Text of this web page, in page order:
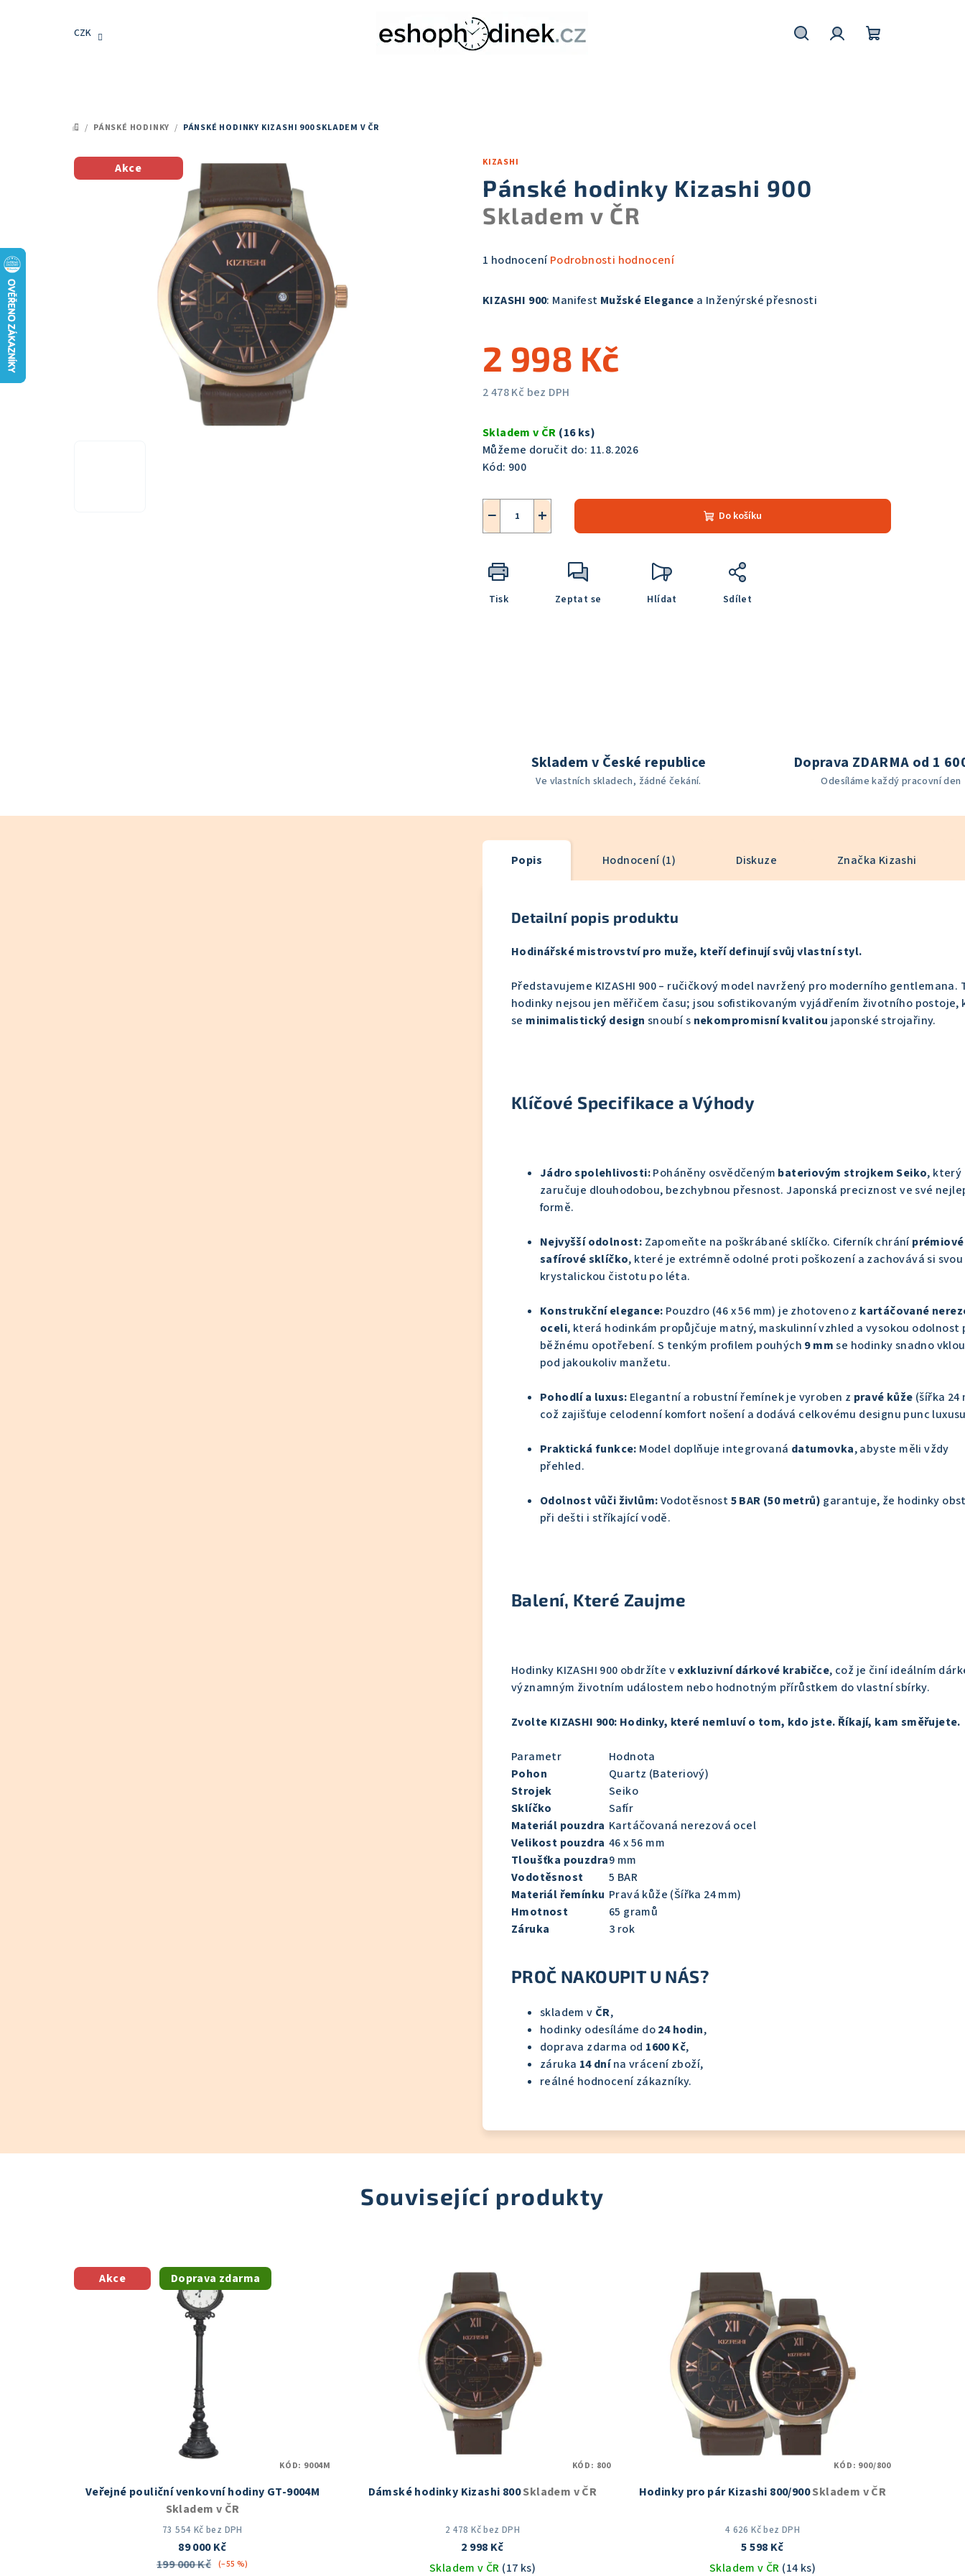
CZK
DOMŮ
/ PÁNSKÉ HODINKY / PÁNSKÉ HODINKY KIZASHI 900SKLADEM V ČR
KIZASHI
Pánské hodinky Kizashi 900
Skladem v ČR
Průměrné
produktu
z
5
1 hodnocení Podrobnosti hodnocení
KIZASHI 900: Manifest Mužské Elegance a Inženýrské přesnosti
2 998 Kč
2 478 Kč bez DPH
cena:
Skladem v ČR (16 ks)
Můžeme doručit do: 11.8.2026
Kód: 900
+
− Do košíku
Tisk Zeptat se Hlídat Sdílet
Akce
Skladem v České republice
Ve vlastních skladech, žádné čekání.
Doprava ZDARMA od 1
Odesíláme každý pracovní den
Popis Hodnocení (1) Diskuze Značka Kizashi
Detailní popis produktu
Hodinářské mistrovství pro muže, kteří definují svůj vlastní styl.
Představujeme KIZASHI 900 – ručičkový model navržený pro moderního gentlemana.
hodinky nejsou jen měřičem času; jsou sofistikovaným vyjádřením životního postoje,
se minimalistický design snoubí s nekompromisní kvalitou japonské strojařiny.
Klíčové Specifikace a Výhody
Jádro spolehlivosti:Poháněny osvědčeným bateriovým strojkem Seiko, který
zaručuje dlouhodobou, bezchybnou přesnost. Japonská preciznost ve své
formě.
Nejvyšší odolnost: Zapomeňte na poškrábané sklíčko. Ciferník chráníprémiové
safírové sklíčko, které je extrémně odolné proti poškození a zachovává si svou
krystalickou čistotu po léta.
Konstrukční elegance: Pouzdro (46 x 56 mm) je zhotoveno z kartáčované
oceli, která hodinkám propůjčuje matný, maskulinní vzhled a vysokou odolnost
běžnému opotřebení. S tenkým profilem pouhých 9 mmse hodinky snadno
pod jakoukoliv manžetu.
Pohodlí a luxus: Elegantní a robustní řemínek je vyroben z pravé kůže (šířka 24
což zajišťuje celodenní komfort nošení a dodává celkovému designu punc
Praktická funkce: Model doplňuje integrovaná datumovka, abyste měli vždy
přehled.
Odolnost vůči živlům:Vodotěsnost5 BAR (50 metrů) garantuje, že hodinky
při dešti i stříkající vodě.
Balení, Které Zaujme
Hodinky KIZASHI 900 obdržíte vexkluzivní dárkové krabičce, což je činí ideálním
významným životním událostem nebo hodnotným přírůstkem do vlastní sbírky.
Zvolte KIZASHI 900: Hodinky, které nemluví o tom, kdo jste. Říkají, kam směřujete.
Parametr
Hodnota
Pohon
Quartz (Bateriový)
Strojek
Seiko
Sklíčko
Safír
Materiál pouzdra Kartáčovaná nerezová ocel
Velikost pouzdra 46 x 56 mm
Tloušťka pouzdra9 mm
Vodotěsnost
5 BAR
Materiál řemínku Pravá kůže (Šířka 24 mm)
Hmotnost
65 gramů
Záruka
3 rok
PROČ NAKOUPIT U NÁS?
skladem v ČR,
hodinky odesíláme do24 hodin,
doprava zdarma od 1600 Kč,
záruka 14 dnína vrácení zboží,
reálné hodnocení zákazníky.
Související produkty
Akce Doprava zdarma
Veřejné pouliční venkovní hodiny GT-9004M
Skladem v ČR
73 554 Kč bez DPH
89 000 Kč
199 000 Kč (–55 %)
KÓD: 9004M
Dámské hodinky Kizashi 800Skladem v ČR
2 478 Kč bez DPH
2 998 Kč
Skladem v ČR (17 ks)
KÓD: 800
Hodinky pro pár Kizashi 800/900Skladem v ČR
4 626 Kč bez DPH
5 598 Kč
Skladem v ČR (14 ks)
KÓD: 900/800